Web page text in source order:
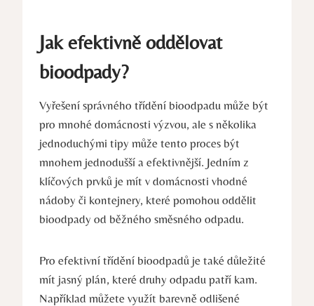
Jak efektivně oddělovat
bioodpady?
Vyřešení správného třídění bioodpadu může být
pro mnohé domácnosti výzvou, ale s několika
jednoduchými tipy může tento proces být
mnohem jednodušší a efektivnější. Jedním z
klíčových prvků je mít v domácnosti vhodné
nádoby či kontejnery, které pomohou oddělit
bioodpady od běžného směsného odpadu.
Pro efektivní třídění bioodpadů je také důležité
mít jasný plán, které druhy odpadu patří kam.
Například můžete využít barevně odlišené